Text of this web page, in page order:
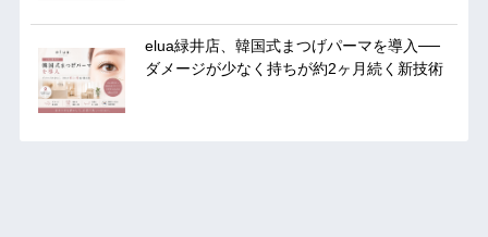
elua緑井店、韓国式まつげパーマを導入──
ダメージが少なく持ちが約2ヶ月続く新技術